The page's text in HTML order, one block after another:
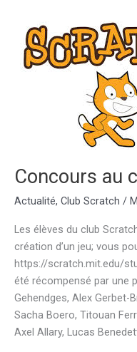
Concours au
Actualité, Club Scratch /
Les élèves du club
création d’un jeu; vous
https://scratch.mit.edu/
été récompensé par une
Gehendges, Alex Gerbet-
Sacha Boero, Titouan
Axel Allary, Lucas